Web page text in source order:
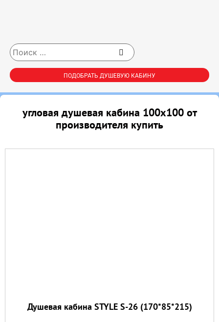
ПОДОБРАТЬ ДУШЕВУЮ КАБИНУ
угловая душевая кабина 100х100 от
производителя купить
Душевая кабина STYLE S-26 (170*85*215)